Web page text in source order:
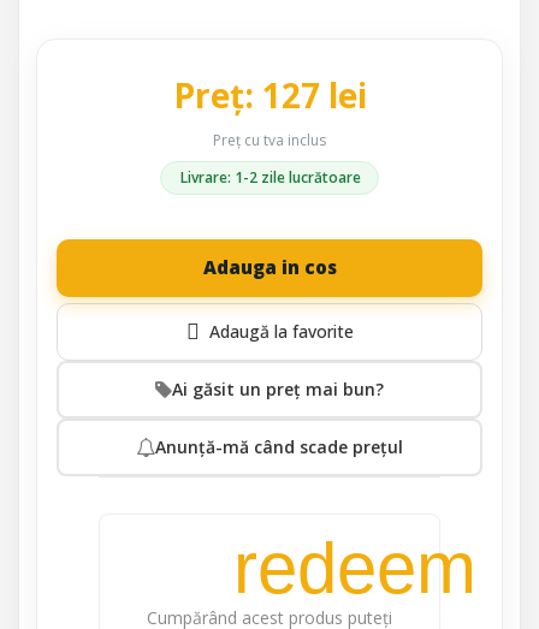
Preț: 127 lei
Preț cu tva inclus
Livrare: 1-2 zile lucrătoare
Adauga in cos
Ai găsit un preț mai bun?
Anunță-mă când scade prețul
redeem
Cumpărând acest produs puteți